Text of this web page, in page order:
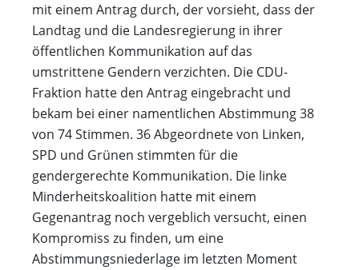
mit einem Antrag durch, der vorsieht, dass der
Landtag und die Landesregierung in ihrer
öffentlichen Kommunikation auf das
umstrittene Gendern verzichten. Die CDU-
Fraktion hatte den Antrag eingebracht und
bekam bei einer namentlichen Abstimmung 38
von 74 Stimmen. 36 Abgeordnete von Linken,
SPD und Grünen stimmten für die
gendergerechte Kommunikation. Die linke
Minderheitskoalition hatte mit einem
Gegenantrag noch vergeblich versucht, einen
Kompromiss zu finden, um eine
Abstimmungsniederlage im letzten Moment